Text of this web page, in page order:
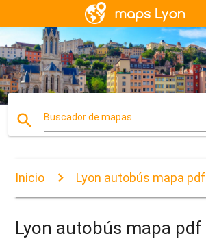
search Buscador de mapas
Inicio Lyon autobús mapa pdf
Lyon autobús mapa pdf